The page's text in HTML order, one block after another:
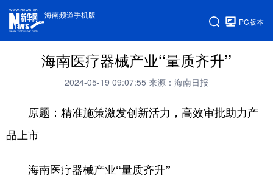
海南频道手机版
PC版本
海南医疗器械产业“量质齐升”
2024-05-19 09:07:55 来源：海南日报
原题：精准施策激发创新活力，高效审批助力产
品上市
海南医疗器械产业“量质齐升”